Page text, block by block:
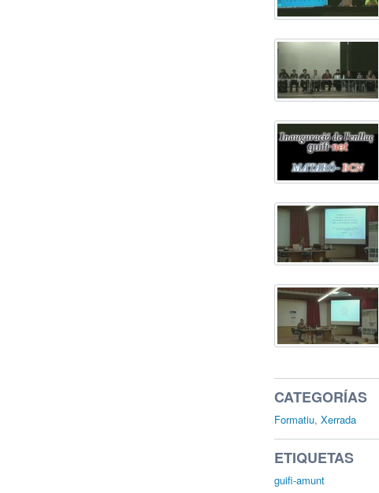
CATEGORÍAS
Formatiu, Xerrada
ETIQUETAS
guifi-amunt